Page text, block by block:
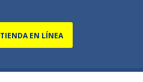
TIENDA EN LÍNEA